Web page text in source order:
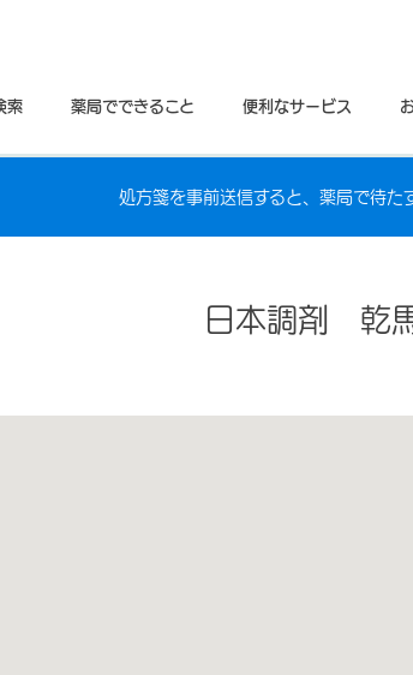
索 薬局でできること 便利なサービス
処方箋を事前送信すると、薬局で待た
日本調剤 乾